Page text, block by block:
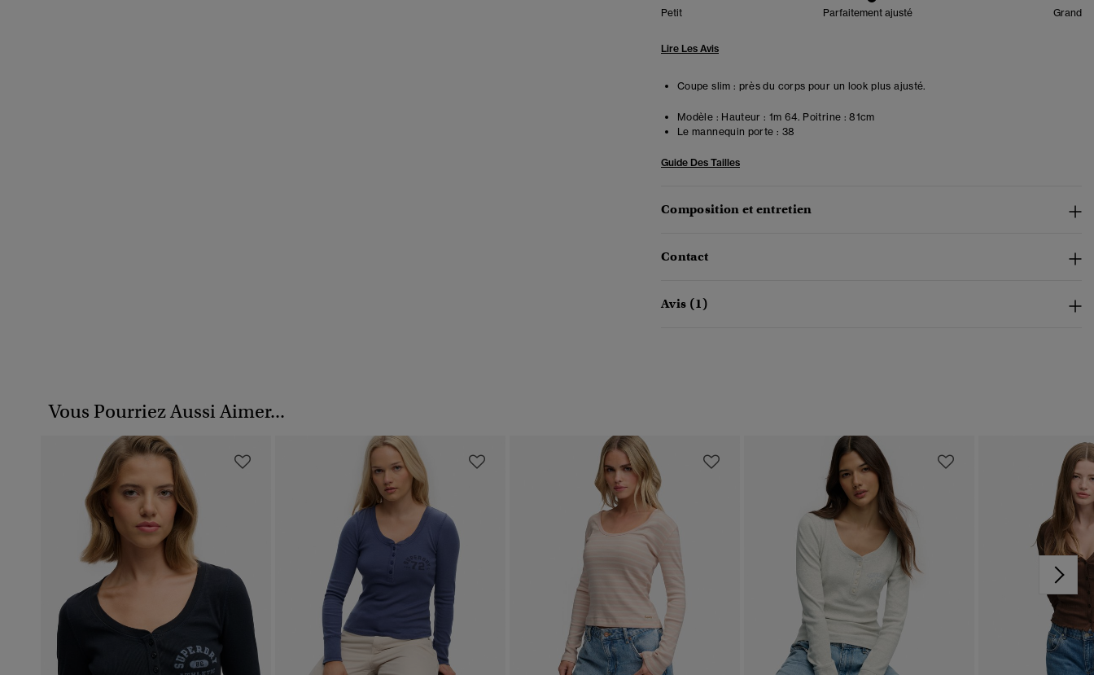
Petit Parfaitement ajusté Grand
Lire Les Avis
Coupe slim : près du corps pour un look plus ajusté.
Modèle : Hauteur : 1m 64. Poitrine : 81cm
Le mannequin porte : 38
Guide Des Tailles
Composition et entretien
Contact
Avis (1)
Vous Pourriez Aussi Aimer...